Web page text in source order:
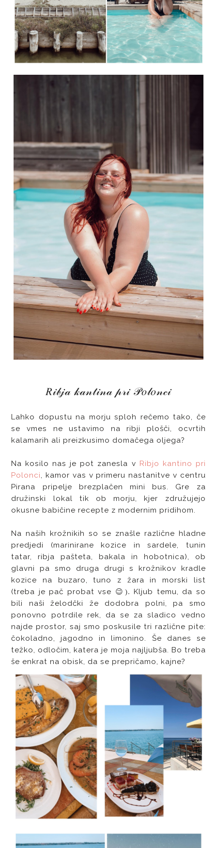
𝑅𝒾𝒷𝒿𝒶 𝓀𝒶𝓃𝓉𝒾𝓃𝒶 𝓅𝓇𝒾 𝒫𝑜𝓁𝑜𝓃𝒸𝒾
Lahko dopustu na morju sploh rečemo tako, če
se vmes ne ustavimo na ribji plošči, ocvrtih
kalamarih ali preizkusimo domačega oljega?
Na kosilo nas je pot zanesla v Ribjo kantino pri
Polonci, kamor vas v primeru nastanitve v centru
Pirana pripelje brezplačen mini bus. Gre za
družinski lokal tik ob morju, kjer združujejo
okusne babičine recepte z modernim pridihom.
Na naših krožnikih so se znašle različne hladne
predjedi (marinirane kozice in sardele, tunin
tatar, ribja pašteta, bakala in hobotnica), ob
glavni pa smo druga drugi s krožnikov kradle
kozice na buzaro, tuno z žara in morski list
(treba je pač probat vse 😉).Kljub temu, da so
bili naši želodčki že dodobra polni, pa smo
ponovno potrdile rek, da se za sladico vedno
najde prostor, saj smo poskusile tri različne pite:
čokoladno, jagodno in limonino. Še danes se
težko, odločim, katera je moja najljubša. Bo treba
še enkrat na obisk, da se prepričamo, kajne?